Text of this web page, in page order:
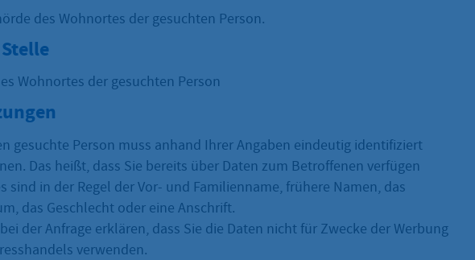
des Wohnortes der gesuchten Person.
Wohnortes der gesuchten Person
gesuchte Person muss anhand Ihrer Angaben eindeutig identifiziert
Das heißt, dass Sie bereits über Daten zum Betroffenen verfügen
sind in der Regel der Vor- und Familienname, frühere Namen, das
das Geschlecht oder eine Anschrift.
der Anfrage erklären, dass Sie die Daten nicht für Zwecke der Werbung
verwenden.